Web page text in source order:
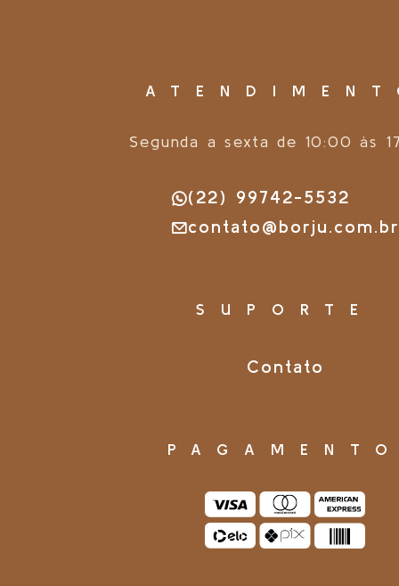
Segunda a sexta de 10:00 às
(22) 99742-5532
contato@borju.com.br
SUPORTE
Contato